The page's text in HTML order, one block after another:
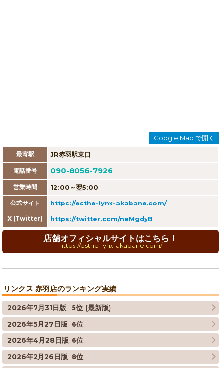
Google Map で開く
最寄駅 JR赤羽駅東口
電話番号 090-8056-7926
営業時間 12:00～翌5:00
公式サイト https://esthe-lynx-akabane.com/
X (Twitter) https://twitter.com/neMgdyB
店舗オフィシャルサイトはこちら！
https://esthe-lynx-akabane.com/
リンクス 赤羽店のランキング実績
2026年7月31日版 5位 (最新版)
2026年5月27日版 6位
2026年4月28日版 6位
2026年2月26日版 8位